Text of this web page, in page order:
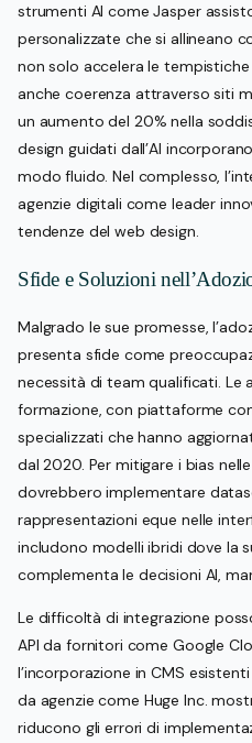
strumenti AI come Jasper
personalizzate che si allineano
non solo accelera le
anche coerenza attraverso siti
un aumento del 20% nella
design guidati dall’AI
modo fluido. Nel complesso,
agenzie digitali come leader
tendenze del web design.
Sfide e Soluzioni
Malgrado le sue promesse,
presenta sfide come
necessità di team qualificati. Le
formazione, con piattaforme
specializzati che hanno
dal 2020. Per mitigare i bias
dovrebbero implementare
rappresentazioni eque nelle
includono modelli ibridi dove la
complementa le decisioni AI,
Le difficoltà di integrazione
API da fornitori come Google
l’incorporazione in CMS
da agenzie come Huge Inc.
riducono gli errori di